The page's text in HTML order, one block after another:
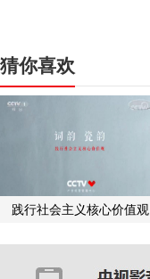
猜你喜欢
践行社会主义核心价值观